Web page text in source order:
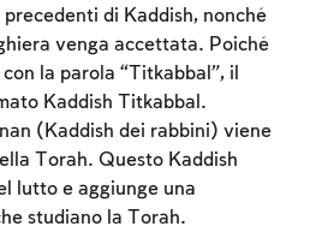
di Kaddish, nonché
venga accettata. Poiché
la parola “Titkabbal”, il
Kaddish Titkabbal.
(Kaddish dei rabbini) viene
Torah. Questo Kaddish
lutto e aggiunge una
studiano la Torah.